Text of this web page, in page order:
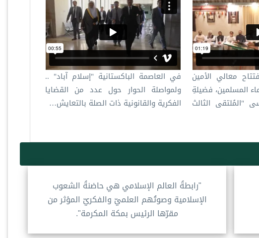
معالي الأمين
المسلمين، فضيلةِ
"المُلتقى الثالث
في العاصمة الباكستانية "إسلام آباد" ..
ولمواصلة الحوار حول عدد من القضايا
الفكرية والقانونية ذات الصلة بالتعايش…
"رابطةُ العالم الإسلامي هي حاضنةُ الشعوب
الإسلامية وصوتُهم العلميّ والفكريّ المؤثر من
مقرّها الرئيس بمكة المكرمة".